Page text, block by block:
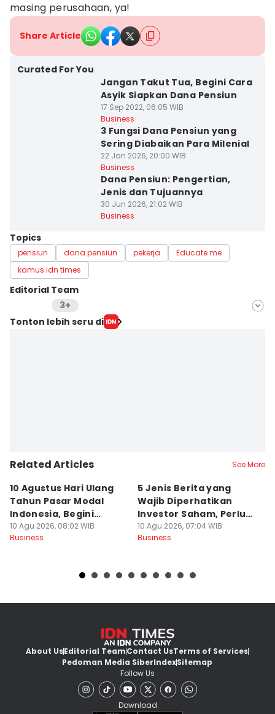
masing perusahaan, ya!
Share Article
Curated For You
Jangan Takut Tua, Begini Cara
Asyik Siapkan Dana Pensiun
17 Sep 2022, 06:05 WIB
Business
3 Fungsi Dana Pensiun yang
Sering Diabaikan Para Milenial
22 Jan 2026, 20:00 WIB
Business
Dana Pensiun: Pengertian,
Jenis dan Tujuannya
30 Jun 2026, 21:02 WIB
Business
Topics
pensiun dana pensiun pekerja
Educate me
kamus idn times
Editorial Team
3+
Editor
Tonton lebih seru di
Related Articles See More
10 Agustus Hari Ulang
Tahun Pasar Modal
Indonesia, Begini
Sejarahnya
10 Agu 2026, 08:02 WIB
Business
5 Jenis Berita yang
Wajib Diperhatikan
Investor Saham, Perlu
Dipantau!
10 Agu 2026, 07:04 WIB
Business
About UsEditorial TeamContact UsTerms of Services
Pedoman Media SiberIndexSitemap
Follow Us
Download